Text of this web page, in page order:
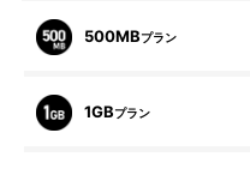
500MBプラン
1GBプラン